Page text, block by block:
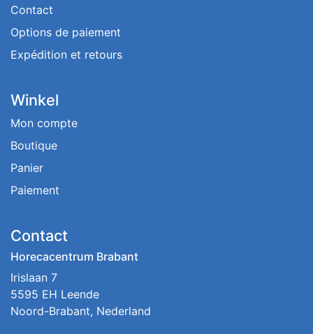
Contact
Options de paiement
Expédition et retours
Winkel
Mon compte
Boutique
Panier
Paiement
Contact
Horecacentrum Brabant
Irislaan 7
5595 EH Leende
Noord-Brabant, Nederland